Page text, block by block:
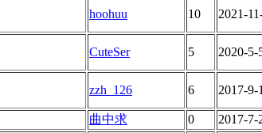
hoohuu 10 2021-
CuteSer 5 2020-5-
zzh_126 6 2017-9-
曲中求 0 2017-7-